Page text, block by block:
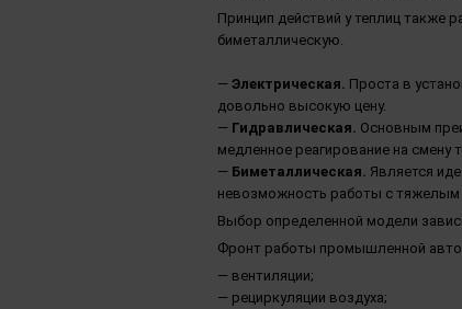
Принцип действий у теплиц также
биметаллическую.
— Электрическая. Проста в
довольно высокую цену.
— Гидравлическая. Основным
медленное реагирование на смену
— Биметаллическая. Является
невозможность работы с тяжелым
Выбор определенной модели
Фронт работы промышленной
— вентиляции;
— рециркуляции воздуха;